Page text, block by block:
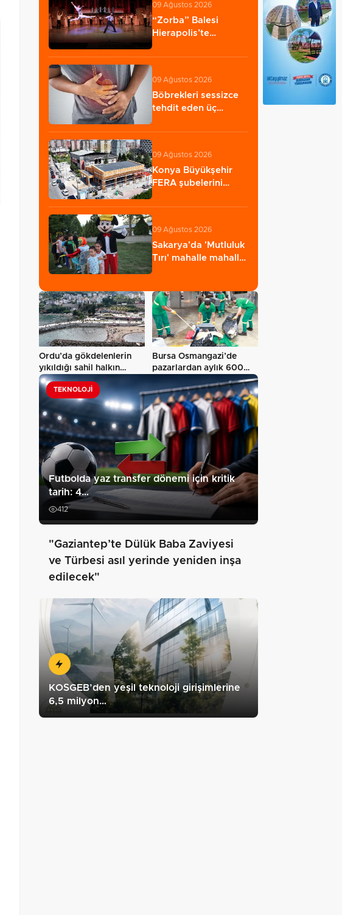
09 Ağustos 2026
“Zorba” Balesi
Hierapolis’te
09 Ağustos 2026
Böbrekleri sessizce
tehdit eden üç
09 Ağustos 2026
Konya Büyükşehir
FERA şubelerini
09 Ağustos 2026
Sakarya'da 'Mutluluk
Tırı' mahalle mahalle
Ordu’da gökdelenlerin
yıkıldığı sahil halkın
hizmetine…
Bursa Osmangazi’de
pazarlardan aylık 600
TEKNOLOJI
Futbolda yaz transfer dönemi için kritik
tarih: 4…
412
"Gaziantep’te Dülük Baba Zaviyesi
ve Türbesi asıl yerinde yeniden inşa
edilecek"
KOSGEB’den yeşil teknoloji girişimlerine
6,5 milyon…